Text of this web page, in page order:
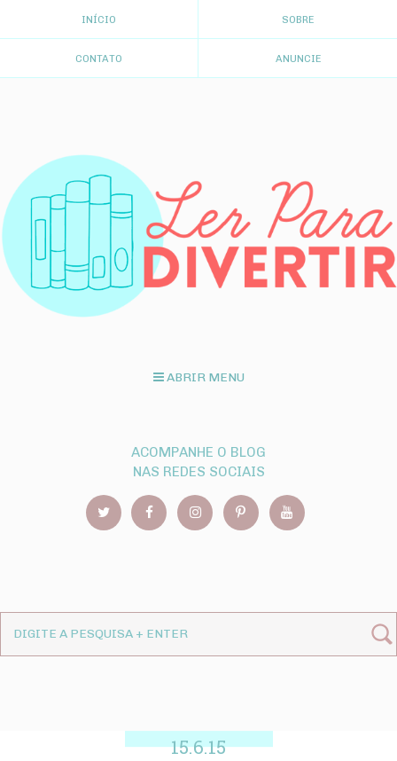
INÍCIO SOBRE
CONTATO ANUNCIE
ABRIR MENU
ACOMPANHE O BLOG
NAS REDES SOCIAIS
15.6.15